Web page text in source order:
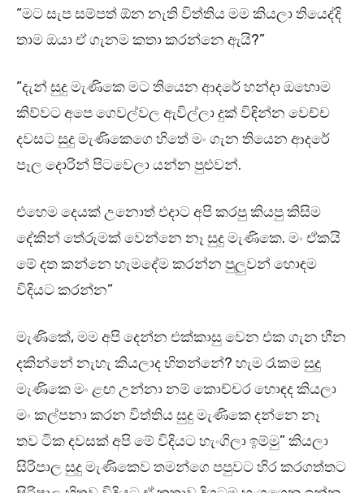
“මට සැප සම්පත් ඕන නැති විත්තිය මම කියලා තියෙද්දි
තාම ඔයා ඒ ගැනම කතා කරන්නෙ ඇයි?”
“දැන් සුදු මැණිකෙ මට තියෙන ආදරේ හන්දා ඔහොම
කිව්වට අපෙ ගෙවල්වල ඇවිල්ලා දුක් විඳින්න වෙච්ච
දවසට සුදු මැණිකෙගෙ හිතේ මං ගැන තියෙන ආදරේ
පෑල දොරින් පිටවෙලා යන්න පුළුවන්.
එහෙම දෙයක් උනොත් එදාට අපි කරපු කියපු කිසිම
දේකින් තේරුමක් වෙන්නෙ නෑ සුදු මැණිකෙ. මං ඒකයි
මේ දත කන්නෙ හැමදේම කරන්න පුලුවන් හොඳම
විදියට කරන්න”
මැණිකේ, මම අපි දෙන්න එක්කාසු වෙන එක ගැන හීන
දකින්නේ නැහැ කියලාද හිතන්නේ? හැම රෑකම සුදු
මැණිකෙ මං ළඟ උන්නා නම් කොච්චර හොඳද කියලා
මං කල්පනා කරන විත්තිය සුදු මැණිකෙ දන්නෙ නෑ
තව ටික දවසක් අපි මේ විදියට හැංගිලා ඉම්මු” කියලා
සිරිපාල සුදු මැණිකෙව තමන්ගෙ පපුවට හිර කරගත්තට